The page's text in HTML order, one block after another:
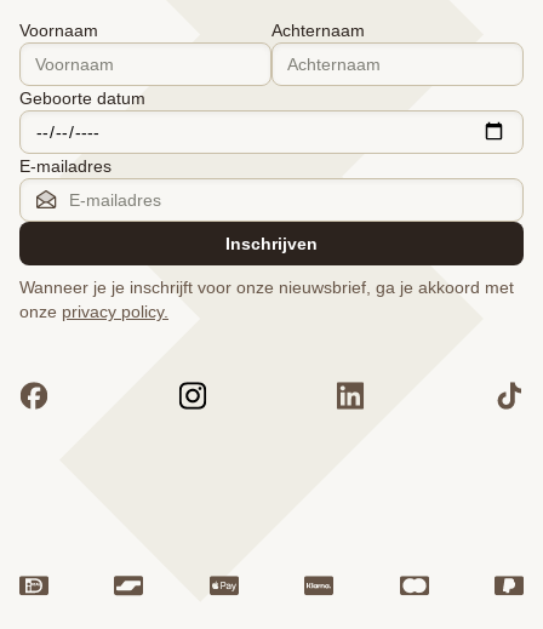
Voornaam Achternaam
Geboorte datum
E-mailadres
Inschrijven
Wanneer je je inschrijft voor onze nieuwsbrief, ga je akkoord met
onze privacy policy.